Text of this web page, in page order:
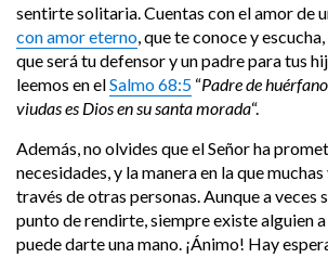
sentirte solitaria. Cuentas con el amor de
con amor eterno, que te conoce y
que será tu defensor y un padre para tus
leemos en elSalmo 68:5 “Padre de
viudas es Dios en su santa morada“.
Además, no olvides que el Señor ha
necesidades, y la manera en la que
través de otras personas. Aunque a veces
punto de rendirte, siempre existe alguien
puede darte una mano. ¡Ánimo! Hay